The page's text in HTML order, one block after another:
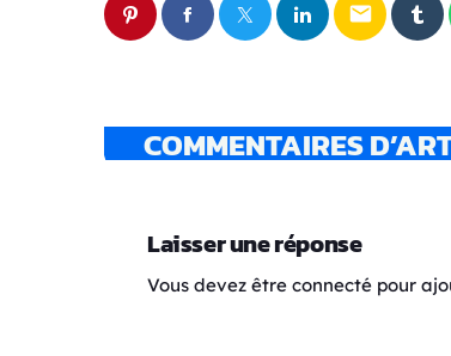
email
COMMENTAIRES
Laisser une réponse
Vous devez être connecté pour